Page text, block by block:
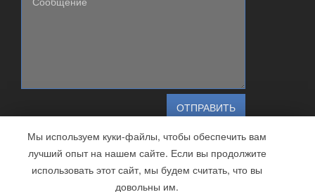
Created by Mabolo. All Right Reserved.
Мы используем куки-файлы, чтобы обеспечить вам
лучший опыт на нашем сайте. Если вы продолжите
использовать этот сайт, мы будем считать, что вы
довольны им.